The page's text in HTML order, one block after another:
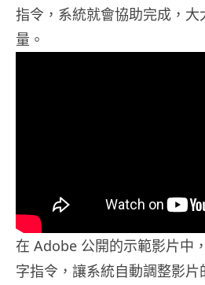
指令，系統就會協助完成，
量。
在 Adobe 公開的示範影片中
字指令，讓系統自動調整影片